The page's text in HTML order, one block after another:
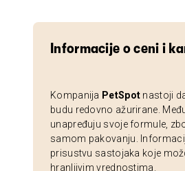
Informacije o ceni i
Kompanija PetSpot nastoji
budu redovno ažurirane.
unapređuju svoje formule,
samom pakovanju.
prisustvu sastojaka koje
hranljivim vrednostima.